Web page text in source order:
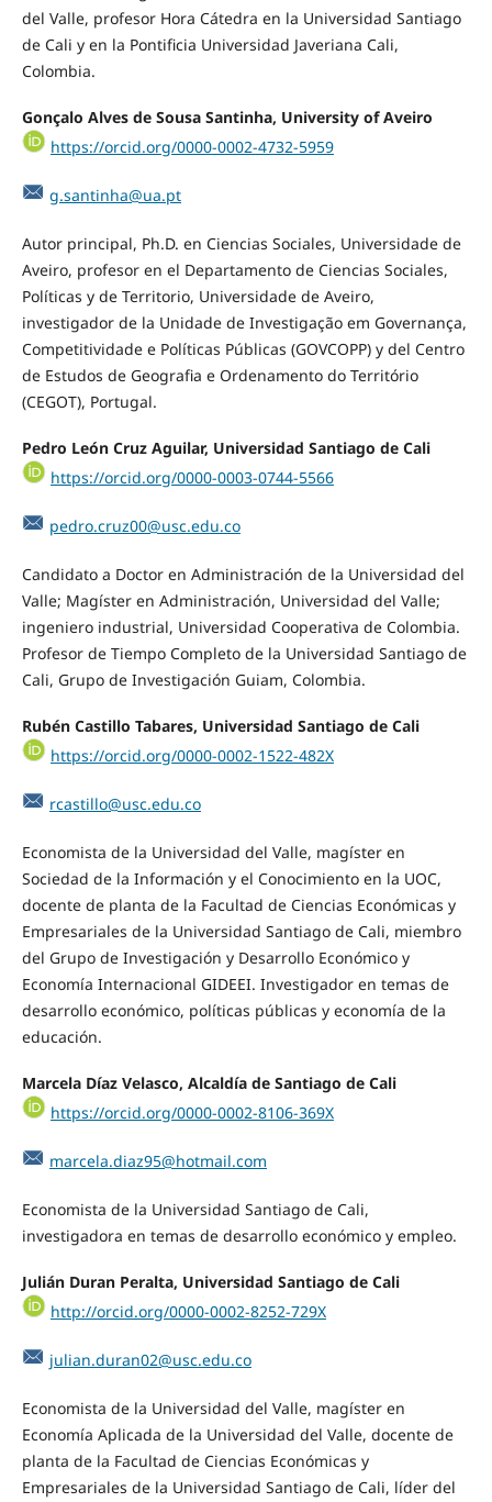
del Valle, profesor Hora Cátedra en la Universidad Santiago
de Cali y en la Pontificia Universidad Javeriana Cali,
Colombia.
Gonçalo Alves de Sousa Santinha, University of Aveiro
https://orcid.org/0000-0002-4732-5959
g.santinha@ua.pt
Autor principal, Ph.D. en Ciencias Sociales, Universidade de
Aveiro, profesor en el Departamento de Ciencias Sociales,
Políticas y de Territorio, Universidade de Aveiro,
investigador de la Unidade de Investigação em Governança,
Competitividade e Políticas Públicas (GOVCOPP) y del Centro
de Estudos de Geografia e Ordenamento do Território
(CEGOT), Portugal.
Pedro León Cruz Aguilar, Universidad Santiago de Cali
https://orcid.org/0000-0003-0744-5566
pedro.cruz00@usc.edu.co
Candidato a Doctor en Administración de la Universidad del
Valle; Magíster en Administración, Universidad del Valle;
ingeniero industrial, Universidad Cooperativa de Colombia.
Profesor de Tiempo Completo de la Universidad Santiago de
Cali, Grupo de Investigación Guiam, Colombia.
Rubén Castillo Tabares, Universidad Santiago de Cali
https://orcid.org/0000-0002-1522-482X
rcastillo@usc.edu.co
Economista de la Universidad del Valle, magíster en
Sociedad de la Información y el Conocimiento en la UOC,
docente de planta de la Facultad de Ciencias Económicas y
Empresariales de la Universidad Santiago de Cali, miembro
del Grupo de Investigación y Desarrollo Económico y
Economía Internacional GIDEEI. Investigador en temas de
desarrollo económico, políticas públicas y economía de la
educación.
Marcela Díaz Velasco, Alcaldía de Santiago de Cali
https://orcid.org/0000-0002-8106-369X
marcela.diaz95@hotmail.com
Economista de la Universidad Santiago de Cali,
investigadora en temas de desarrollo económico y empleo.
Julián Duran Peralta, Universidad Santiago de Cali
http://orcid.org/0000-0002-8252-729X
julian.duran02@usc.edu.co
Economista de la Universidad del Valle, magíster en
Economía Aplicada de la Universidad del Valle, docente de
planta de la Facultad de Ciencias Económicas y
Empresariales de la Universidad Santiago de Cali, líder del